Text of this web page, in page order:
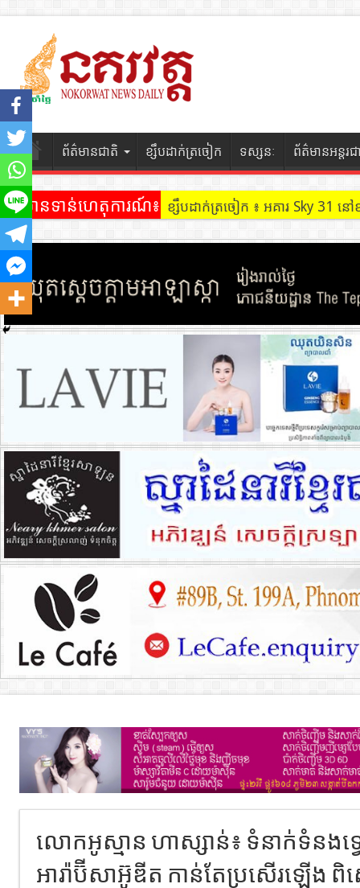
ព័ត៌មានជាតិ ខ្សឹបដាក់ត្រចៀក ទស្សនៈ ព័ត៌មានអន្តរជ
ព័ត៌មានទាន់ហេតុការណ៍៖ ខ្សឹបដាក់ត្រចៀក ៖ អគារ Sky 31
លោកអូស្មាន ហាស្សាន់៖ ទំនាក់ទំនងទ្វេ
អារ៉ាប៊ីសាអ៊ូឌីត កាន់តែប្រសើរឡើង​